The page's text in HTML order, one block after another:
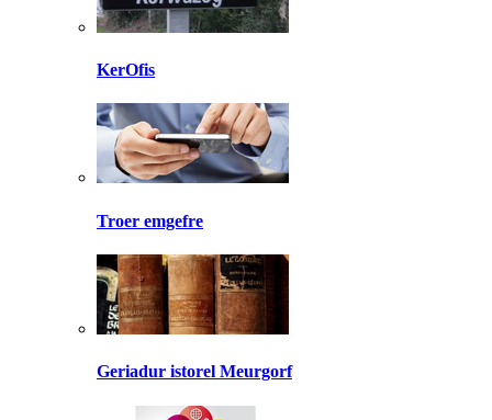
KerOfis
Troer emgefre
Geriadur istorel Meurgorf